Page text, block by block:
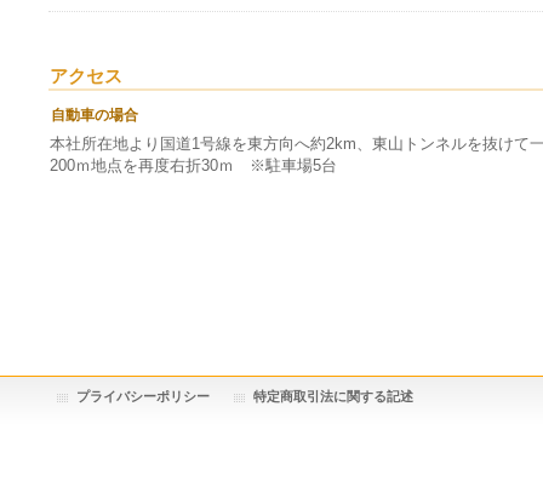
アクセス
自動車の場合
本社所在地より国道1号線を東方向へ約2km、東山トンネルを抜けて
200ｍ地点を再度右折30ｍ ※駐車場5台
プライバシーポリシー 特定商取引法に関する記述